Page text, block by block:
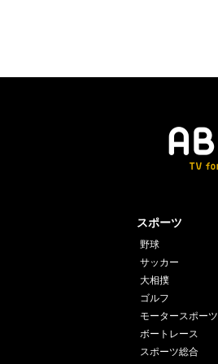
スポーツ
野球
サッカー
大相撲
ゴルフ
モータースポーツ
ボートレース
スポーツ総合